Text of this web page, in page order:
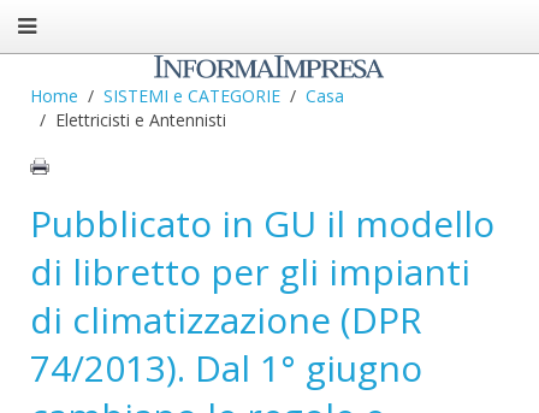
Home SISTEMI e CATEGORIE
Casa
Elettricisti e Antennisti
Pubblicato in GU il modello
di libretto per gli impianti
di climatizzazione (DPR
74/2013). Dal 1° giugno